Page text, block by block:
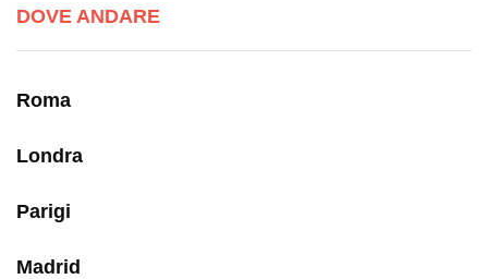
DOVE ANDARE
Roma
Londra
Parigi
Madrid